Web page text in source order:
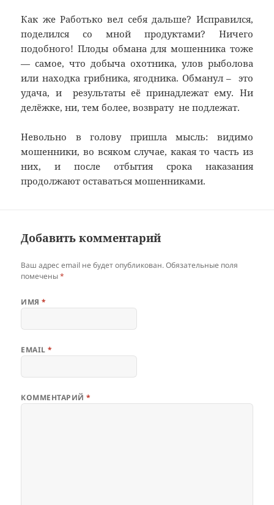
Как же Работько вел себя дальше? Исправился,
поделился со мной продуктами? Ничего
подобного! Плоды обмана для мошенника тоже
— самое, что добыча охотника, улов рыболова
или находка грибника, ягодника. Обманул – это
удача, и результаты её принадлежат ему. Ни
делёжке, ни, тем более, возврату не подлежат.
Невольно в голову пришла мысль: видимо
мошенники, во всяком случае, какая то часть из
них, и после отбытия срока наказания
продолжают оставаться мошенниками.
Добавить комментарий
Ваш адрес email не будет опубликован. Обязательные поля
помечены*
ИМЯ*
EMAIL*
КОММЕНТАРИЙ*